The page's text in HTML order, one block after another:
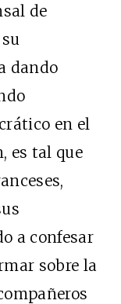
de
dando
en el
es tal que
a confesar
sobre la